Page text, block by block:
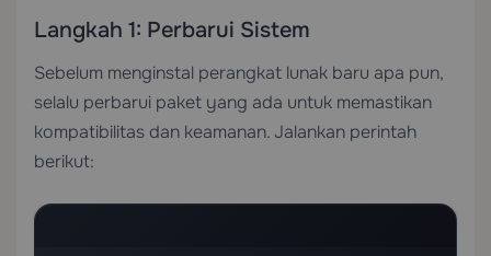
Langkah 1: Perbarui Sistem
Sebelum menginstal perangkat lunak baru apa pun,
selalu perbarui paket yang ada untuk memastikan
kompatibilitas dan keamanan. Jalankan perintah
berikut: